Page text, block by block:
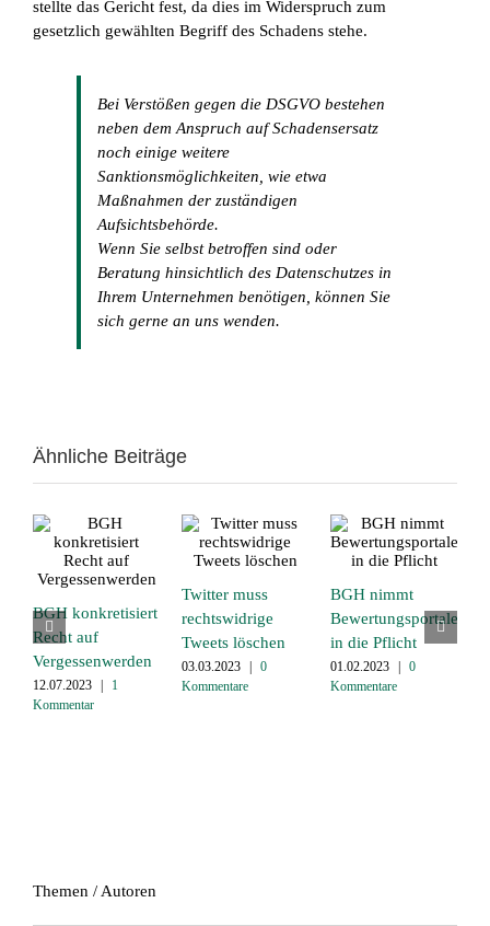
stellte das Gericht fest, da dies im Widerspruch zum
gesetzlich gewählten Begriff des Schadens stehe.
Bei Verstößen gegen die DSGVO bestehen
neben dem Anspruch auf Schadensersatz
noch einige weitere
Sanktionsmöglichkeiten, wie etwa
Maßnahmen der zuständigen
Aufsichtsbehörde.
Wenn Sie selbst betroffen sind oder
Beratung hinsichtlich des Datenschutzes in
Ihrem Unternehmen benötigen, können Sie
sich gerne an uns wenden.
Ähnliche Beiträge
BGH konkretisiert
Recht auf
Vergessenwerden
12.07.2023 |
1
Kommentar
Twitter muss
rechtswidrige
Tweets löschen
03.03.2023 | 0
Kommentare
BGH nimmt
Bewertungsportale
in die Pflicht
01.02.2023 | 0
Kommentare
Themen / Autoren